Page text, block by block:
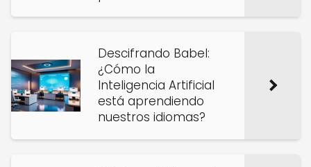
Descifrando Babel:
¿Cómo la
Inteligencia Artificial
está aprendiendo
nuestros idiomas?